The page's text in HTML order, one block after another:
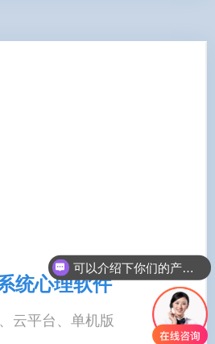
统心理软件
云平台、单机版
可以介绍下你们的产品么